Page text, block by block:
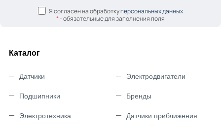
Я согласен на обработкуперсональных данных
*- обязательные для заполнения поля
Каталог
Датчики
Подшипники
Электротехника
Электродвигатели
Бренды
Датчики приближения